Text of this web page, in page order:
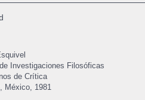
Investigaciones Filosóficas
de Crítica
México, 1981